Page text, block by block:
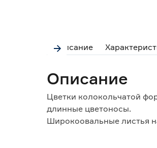
Описание
Описание
Цветки колокольчатой
длинные цветоносы.
Широкоовальные листья